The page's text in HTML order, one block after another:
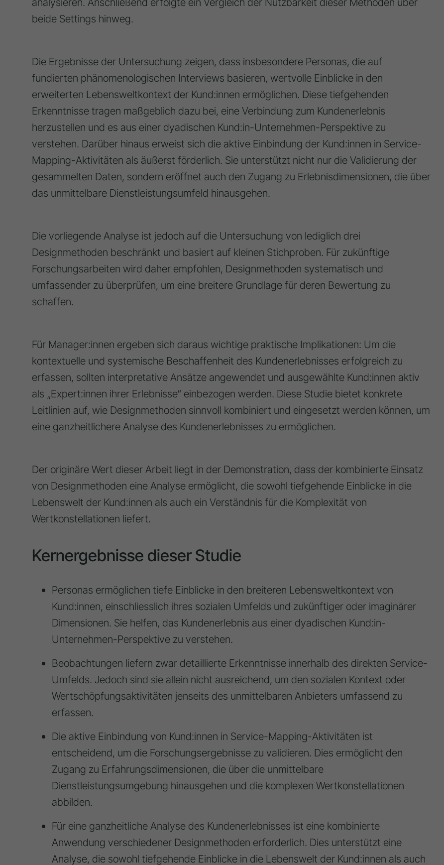
beide Settings hinweg.
Die Ergebnisse der Untersuchung zeigen, dass insbesondere Personas, die auf
fundierten phänomenologischen Interviews basieren, wertvolle Einblicke in den
erweiterten Lebensweltkontext der Kund:innen ermöglichen. Diese tiefgehenden
Erkenntnisse tragen maßgeblich dazu bei, eine Verbindung zum Kundenerlebnis
herzustellen und es aus einer dyadischen Kund:in-Unternehmen-Perspektive zu
verstehen. Darüber hinaus erweist sich die aktive Einbindung der Kund:innen in Service-
Mapping-Aktivitäten als äußerst förderlich. Sie unterstützt nicht nur die Validierung der
gesammelten Daten, sondern eröffnet auch den Zugang zu Erlebnisdimensionen, die über
das unmittelbare Dienstleistungsumfeld hinausgehen.
Die vorliegende Analyse ist jedoch auf die Untersuchung von lediglich drei
Designmethoden beschränkt und basiert auf kleinen Stichproben. Für zukünftige
Forschungsarbeiten wird daher empfohlen, Designmethoden systematisch und
umfassender zu überprüfen, um eine breitere Grundlage für deren Bewertung zu
schaffen.
Für Manager:innen ergeben sich daraus wichtige praktische Implikationen: Um die
kontextuelle und systemische Beschaffenheit des Kundenerlebnisses erfolgreich zu
erfassen, sollten interpretative Ansätze angewendet und ausgewählte Kund:innen aktiv
als „Expert:innen ihrer Erlebnisse“ einbezogen werden. Diese Studie bietet konkrete
Leitlinien auf, wie Designmethoden sinnvoll kombiniert und eingesetzt werden können, um
eine ganzheitlichere Analyse des Kundenerlebnisses zu ermöglichen.
Der originäre Wert dieser Arbeit liegt in der Demonstration, dass der kombinierte Einsatz
von Designmethoden eine Analyse ermöglicht, die sowohl tiefgehende Einblicke in die
Lebenswelt der Kund:innen als auch ein Verständnis für die Komplexität von
Wertkonstellationen liefert.
Kernergebnisse dieser Studie
Personas ermöglichen tiefe Einblicke in den breiteren Lebensweltkontext von
Kund:innen, einschliesslich ihres sozialen Umfelds und zukünftiger oder imaginärer
Dimensionen. Sie helfen, das Kundenerlebnis aus einer dyadischen Kund:in-
Unternehmen-Perspektive zu verstehen.
Beobachtungen liefern zwar detaillierte Erkenntnisse innerhalb des direkten Service-
Umfelds. Jedoch sind sie allein nicht ausreichend, um den sozialen Kontext oder
Wertschöpfungsaktivitäten jenseits des unmittelbaren Anbieters umfassend zu
erfassen.
Die aktive Einbindung von Kund:innen in Service-Mapping-Aktivitäten ist
entscheidend, um die Forschungsergebnisse zu validieren. Dies ermöglicht den
Zugang zu Erfahrungsdimensionen, die über die unmittelbare
Dienstleistungsumgebung hinausgehen und die komplexen Wertkonstellationen
abbilden.
Für eine ganzheitliche Analyse des Kundenerlebnisses ist eine kombinierte
Anwendung verschiedener Designmethoden erforderlich. Dies unterstützt eine
Analyse, die sowohl tiefgehende Einblicke in die Lebenswelt der Kund:innen als auch